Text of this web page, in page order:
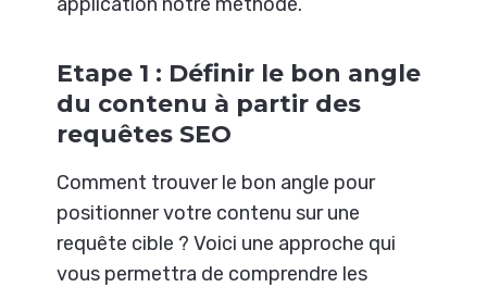
Etape 1 : Définir le bon angle
du contenu à partir des
requêtes SEO
Comment trouver le bon angle pour
positionner votre contenu sur une
requête cible ? Voici une approche qui
vous permettra de comprendre les